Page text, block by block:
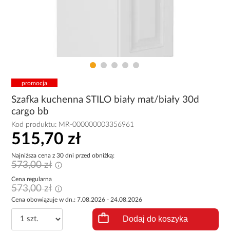
promocja
Szafka kuchenna STILO biały mat/biały 30d
cargo bb
Kod produktu: MR-000000003356961
515,70 zł
Najniższa cena z 30 dni przed obniżką:
573,00 zł
Cena regularna
573,00 zł
Cena obowiązuje w dn.: 7.08.2026 - 24.08.2026
Dodaj do koszyka